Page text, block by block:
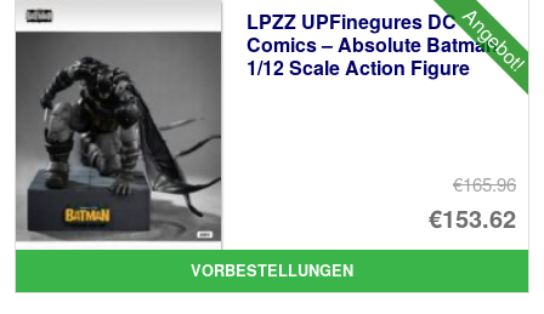
Angebot!
LPZZ UPFinegures DC
Comics – Absolute Batman
1/12 Scale Action Figure
€165.96
€153.62
VORBESTELLUNGEN